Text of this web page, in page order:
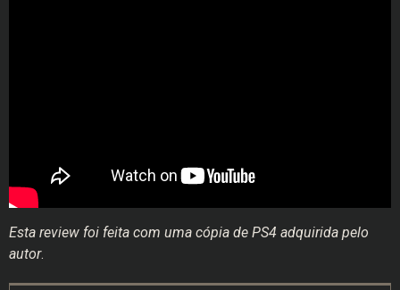
Esta review foi feita com uma cópia de PS4 adquirida pelo
autor.